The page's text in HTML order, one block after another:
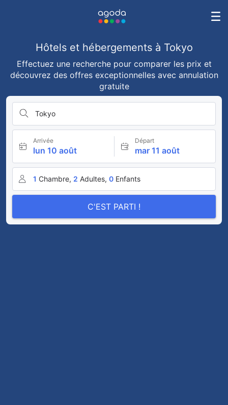
Hôtels et hébergements à Tokyo
Effectuez une recherche pour comparer les prix et
découvrez des offres exceptionnelles avec annulation
gratuite
Tokyo
Arrivée
lun 10 août
Départ
mar 11 août
1 Chambre, 2 Adultes, 0 Enfants
C'EST PARTI !